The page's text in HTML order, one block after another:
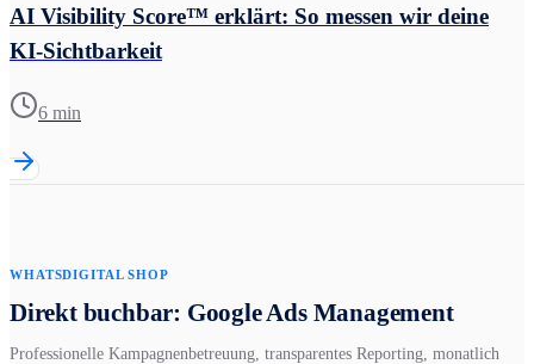
AI Visibility Score™ erklärt: So messen wir deine
KI-Sichtbarkeit
6 min
WHATSDIGITAL SHOP
Direkt buchbar: Google Ads Management
Professionelle Kampagnenbetreuung, transparentes Reporting, monatlich